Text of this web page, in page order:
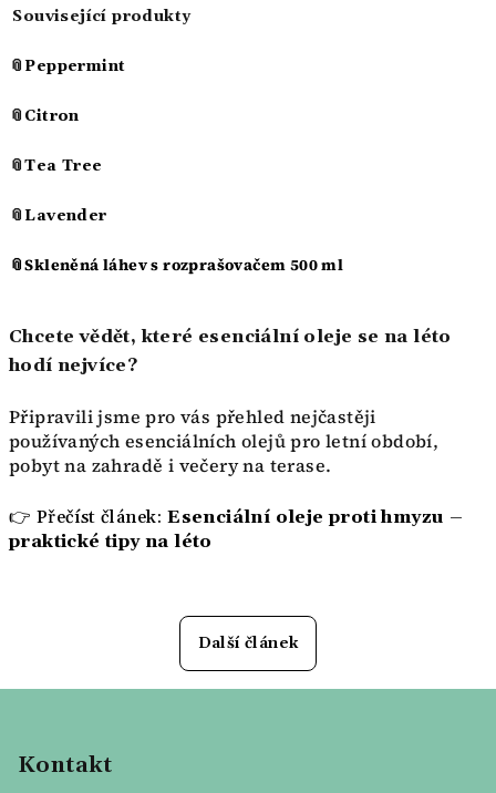
Související produkty
📎Peppermint
📎 Citron
📎Tea Tree
📎Lavender
📎Skleněná láhev s rozprašovačem 500 ml
Chcete vědět, které esenciální oleje se na léto
hodí nejvíce?
Připravili jsme pro vás přehled nejčastěji
používaných esenciálních olejů pro letní období,
pobyt na zahradě i večery na terase.
👉 Přečíst článek:Esenciální oleje proti hmyzu –
praktické tipy na léto
Další článek
Kontakt